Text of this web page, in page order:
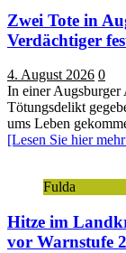
Zwei Tote in
Verdächtiger
4. August 2026 0
In einer Augsburger
Tötungsdelikt
ums Leben
[Lesen Sie hier
Fulda
Hitze im
vor Warnstufe 2